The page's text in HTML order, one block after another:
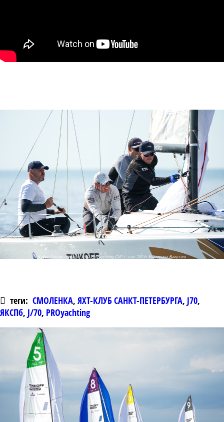
теги: СМОЛЕНКА, ЯХТ-КЛУБ САНКТ-ПЕТЕРБУРГА, J70,
ЯКСПб, J/70, PROyachting